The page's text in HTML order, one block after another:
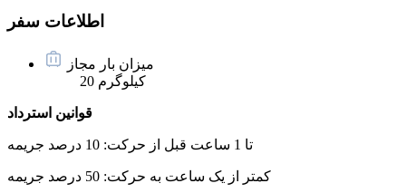
اطلاعات سفر
میزان بار مجاز
20 کیلوگرم
قوانین استرداد
تا 1 ساعت قبل از حرکت: 10 درصد جریمه
کمتر از یک ساعت به حرکت: 50 درصد جریمه